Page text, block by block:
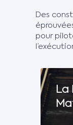
Des
pour
La